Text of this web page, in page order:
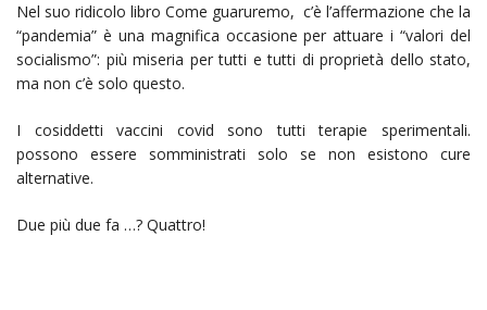
Nel suo ridicolo libro Come guaruremo, c’è l’affermazione che la
“pandemia” è una magnifica occasione per attuare i “valori del
socialismo”: più miseria per tutti e tutti di proprietà dello stato,
ma non c’è solo questo.
I cosiddetti vaccini covid sono tutti terapie sperimentali.
possono essere somministrati solo se non esistono cure
alternative.
Due più due fa …? Quattro!